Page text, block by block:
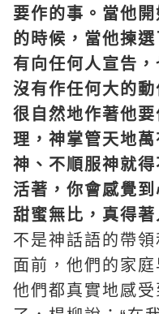
要作的事。當他
的時候，當他揀
有向任何人宣告
沒有作任何大的動
很自然地作著他要
理，神掌管天地
神、不順服神就
活著，你會感覺
甜蜜無比，真得著
不是神話語的帶
面前，他們的家庭
他們都真實地感